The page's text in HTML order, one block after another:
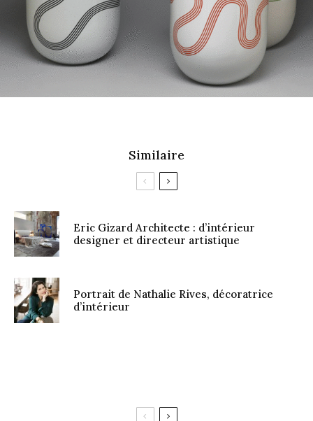
Similaire
Eric Gizard Architecte : d’intérieur
designer et directeur artistique
Portrait de Nathalie Rives, décoratrice
d’intérieur